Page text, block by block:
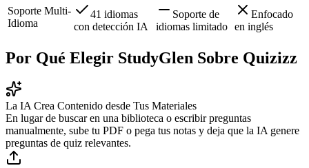
Soporte Multi-
Idioma
41 idiomas
con detección IA
Soporte de
idiomas limitado
Enfocado
en inglés
Por Qué Elegir StudyGlen Sobre Quizizz
La IA Crea Contenido desde Tus Materiales
En lugar de buscar en una biblioteca o escribir preguntas
manualmente, sube tu PDF o pega tus notas y deja que la IA genere
preguntas de quiz relevantes.